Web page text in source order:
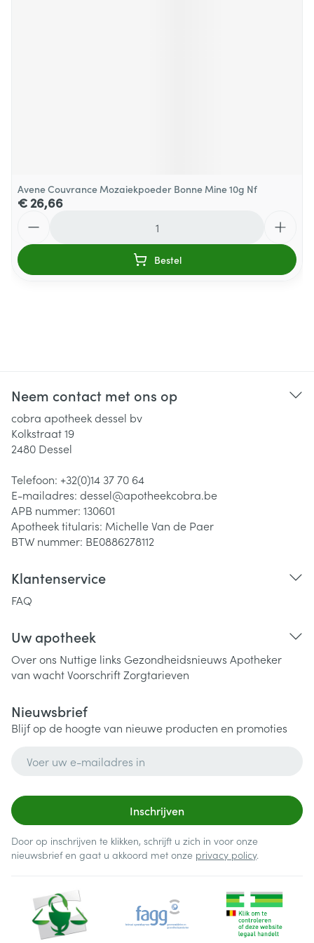
Avene Couvrance Mozaiekpoeder Bonne Mine 10g Nf
€ 26,66
Bestel
Neem contact met ons op
cobra apotheek dessel bv
Kolkstraat 19
2480 Dessel
Telefoon: +32(0)14 37 70 64
E-mailadres: dessel@apotheekcobra.be
APB nummer: 130601
Apotheek titularis: Michelle Van de Paer
BTW nummer: BE0886278112
Klantenservice
FAQ
Uw apotheek
Over ons Nuttige links Gezondheidsnieuws Apotheker
van wachtVoorschriftZorgtarieven
Nieuwsbrief
Blijf op de hoogte van nieuwe producten en promoties
Inschrijven
Door op inschrijven te klikken, schrijft u zich in voor onze
nieuwsbrief en gaat u akkoord met onze privacy policy.